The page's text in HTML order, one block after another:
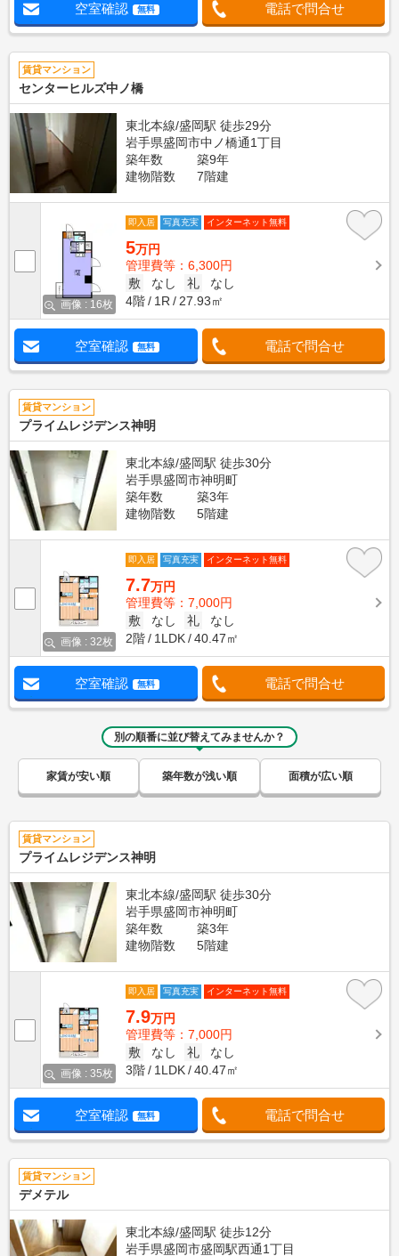
空室確認 無料 電話で問合せ
賃貸マンション
センターヒルズ中ノ橋
東北本線/盛岡駅 徒歩29分
岩手県盛岡市中ノ橋通1丁目
築年数
築9年
建物階数
7階建
画像 : 16枚
即入居 写真充実 インターネット無料
5万円
管理費等：6,300円
敷
なし 礼
なし
4階
1R 27.93㎡
空室確認 無料 電話で問合せ
賃貸マンション
プライムレジデンス神明
東北本線/盛岡駅 徒歩30分
岩手県盛岡市神明町
築年数
築3年
建物階数
5階建
画像 : 32枚
即入居 写真充実 インターネット無料
7.7万円
管理費等：7,000円
敷
なし 礼
なし
2階
1LDK 40.47㎡
空室確認 無料 電話で問合せ
別の順番に並び替えてみませんか？
家賃が安い順 築年数が浅い順 面積が広い順
賃貸マンション
プライムレジデンス神明
東北本線/盛岡駅 徒歩30分
岩手県盛岡市神明町
築年数
築3年
建物階数
5階建
画像 : 35枚
即入居 写真充実 インターネット無料
7.9万円
管理費等：7,000円
敷
なし 礼
なし
3階
1LDK 40.47㎡
空室確認 無料 電話で問合せ
賃貸マンション
デメテル
東北本線/盛岡駅 徒歩12分
岩手県盛岡市盛岡駅西通1丁目